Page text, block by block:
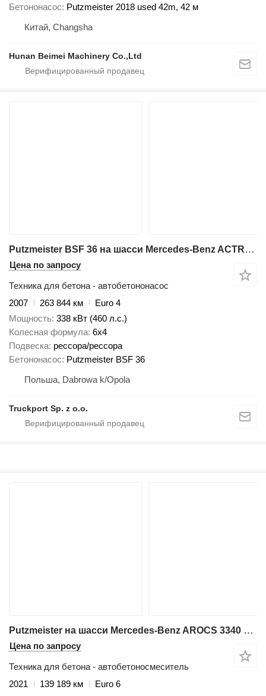
Бетононасос Putzmeister 2018 used 42m, 42 м
Китай, Changsha
Hunan Beimei Machinery Co.,Ltd
Putzmeister BSF 36 на шасси Mercedes-Benz ACTROS 2632 6x4 POMPA DO BETONU PUTZMEISTER BSF 36-4.16 M
Цена по запросу
Техника для бетона - автобетононасос
2007
263 844 км
Euro 4
Мощность 338 кВт (460 л.с.)
Колесная формула 6x4
Подвеска рессора/рессора
Бетононасос Putzmeister BSF 36
Польша, Dabrowa k/Opola
Truckport Sp. z o.o.
Putzmeister на шасси Mercedes-Benz AROCS 3340 8x4 EURO6 BETONOMIESZARKA PUTZMEISTER
Цена по запросу
Техника для бетона - автобетоносмеситель
2021
139 189 км
Euro 6